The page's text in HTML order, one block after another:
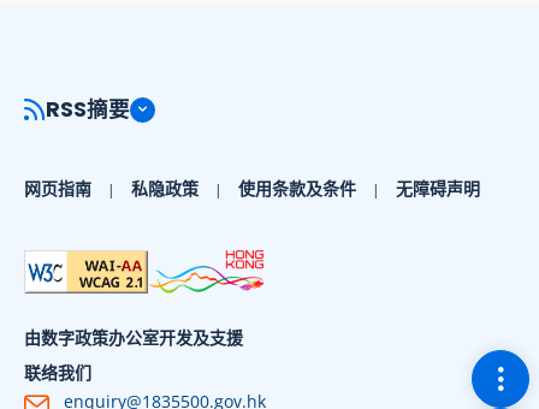
切
RSS摘要
网页指南 私隐政策 使用条款及条件 无障碍声明
由数字政策办公室开发及支援
联络我们
enquiry@1835500.gov.hk